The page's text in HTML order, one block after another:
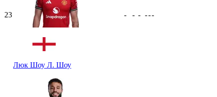
23
Люк Шоу Л. Шоу
- - - ---